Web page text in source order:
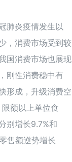
肺炎疫情发生以
，消费市场受到较
国消费市场也展现
刚性消费稳中有
形成，升级消费空
额以上单位食
别增长9.7%和
售额逆势增长